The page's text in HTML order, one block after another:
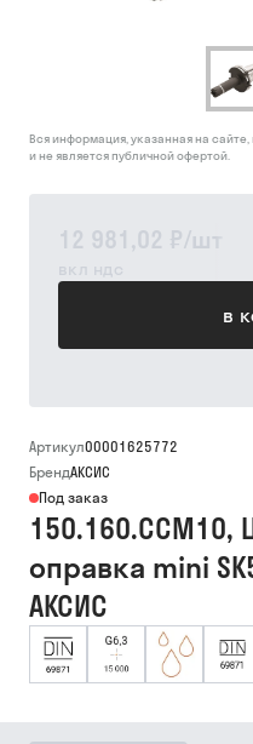
12 981,02 ₽/шт
вкл ндс
в
Вся информация, указанная на
и не является публичной офертой.
Артикул00001625772
БрендАКСИС
Под заказ
150.160.CCM10,
оправка mini
АКСИС